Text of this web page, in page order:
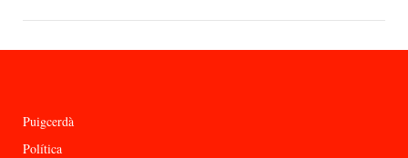
Puigcerdà
Política